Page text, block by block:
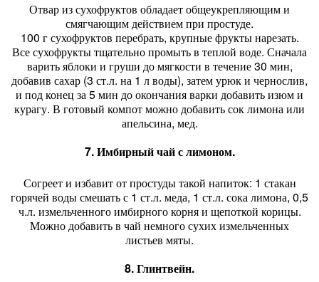
Отвар из сухофруктов обладает общеукрепляющим и
смягчающим действием при простуде.
100 г сухофруктов перебрать, крупные фрукты нарезать.
Все сухофрукты тщательно промыть в теплой воде. Сначала
варить яблоки и груши до мягкости в течение 30 мин,
добавив сахар (3 ст.л. на 1 л воды), затем урюк и чернослив,
и под конец за 5 мин до окончания варки добавить изюм и
курагу. В готовый компот можно добавить сок лимона или
апельсина, мед.
7. Имбирный чай с лимоном.
Согреет и избавит от простуды такой напиток: 1 стакан
горячей воды смешать с 1 ст.л. меда, 1 ст.л. сока лимона, 0,5
ч.л. измельченного имбирного корня и щепоткой корицы.
Можно добавить в чай немного сухих измельченных
листьев мяты.
8. Глинтвейн.